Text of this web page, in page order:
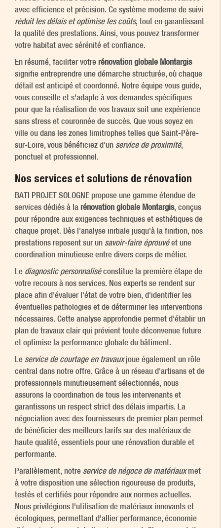
avec efficience et précision. Ce système moderne de suivi
réduit les délais et optimise les coûts, tout en garantissant
la qualité des prestations. Ainsi, vous pouvez transformer
votre habitat avec sérénité et confiance.
En résumé, faciliter votre rénovation globale Montargis
signifie entreprendre une démarche structurée, où chaque
détail est anticipé et coordonné. Notre équipe vous guide,
vous conseille et s'adapte à vos demandes spécifiques
pour que la réalisation de vos travaux soit une expérience
sans stress et couronnée de succès. Que vous soyez en
ville ou dans les zones limitrophes telles que Saint-Père-
sur-Loire, vous bénéficiez d'un service de proximité,
ponctuel et professionnel.
Nos services et solutions de rénovation
BATI PROJET SOLOGNE propose une gamme étendue de
services dédiés à la rénovation globale Montargis, conçus
pour répondre aux exigences techniques et esthétiques de
chaque projet. Dès l'analyse initiale jusqu'à la finition, nos
prestations reposent sur un savoir-faire éprouvéet une
coordination minutieuse entre divers corps de métier.
Le diagnostic personnaliséconstitue la première étape de
votre recours à nos services. Nos experts se rendent sur
place afin d'évaluer l'état de votre bien, d'identifier les
éventuelles pathologies et de déterminer les interventions
nécessaires. Cette analyse approfondie permet d'établir un
plan de travaux clair qui prévient toute déconvenue future
et optimise la performance globale du bâtiment.
Le service de courtage en travauxjoue également un rôle
central dans notre offre. Grâce à un réseau d'artisans et de
professionnels minutieusement sélectionnés, nous
assurons la coordination de tous les intervenants et
garantissons un respect strict des délais impartis. La
négociation avec des fournisseurs de premier plan permet
de bénéficier des meilleurs tarifs sur des matériaux de
haute qualité, essentiels pour une rénovation durable et
performante.
Parallèlement, notre service de négoce de matériauxmet
à votre disposition une sélection rigoureuse de produits,
testés et certifiés pour répondre aux normes actuelles.
Nous privilégions l'utilisation de matériaux innovants et
écologiques, permettant d'allier performance, économie